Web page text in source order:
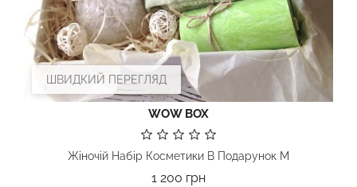
ШВИДКИЙ ПЕРЕГЛЯД
WOW BOX
Жіночій Набір Косметики В Подарунок М
1 200 грнЦіна